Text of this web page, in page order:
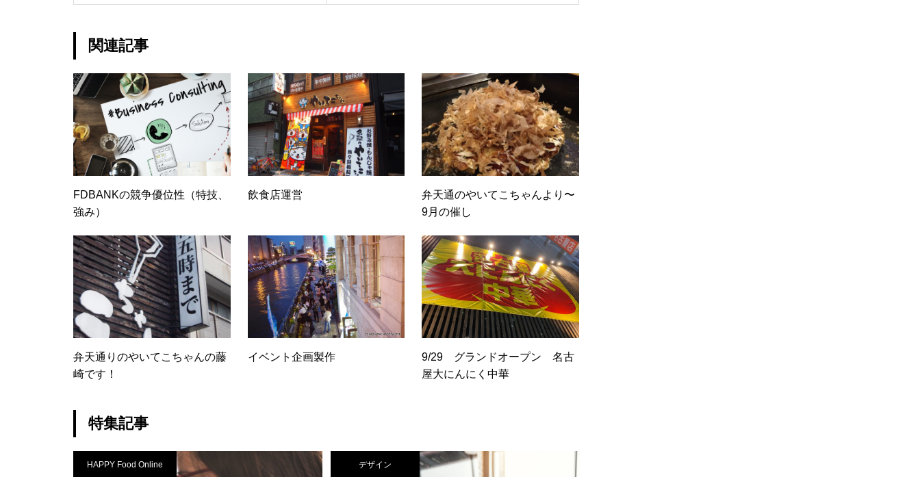
ープン！！
関連記事
FDBANKの競争優位性（特技、
強み）
飲食店運営
弁天通のやいてこちゃんより〜
9月の催し
弁天通りのやいてこちゃんの藤
崎です！
イベント企画製作
9/29 グランドオープン 名古
屋大にんにく中華
特集記事
HAPPY Food Online デザイン